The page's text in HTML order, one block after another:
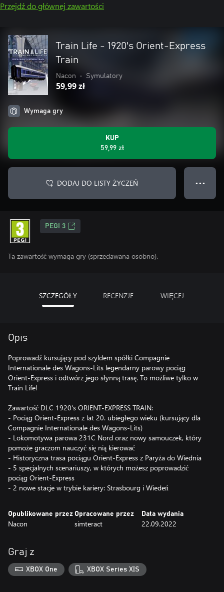
Przejdź do głównej zawartości
Train Life - 1920's Orient-Express
Train
Nacon • Symulatory
59,99 zł
Wymaga gry
KUP
59,99 zł
DODAJ DO LISTY ŻYCZEŃ ● ● ●
PEGI 3
Ta zawartość wymaga gry (sprzedawana osobno).
SZCZEGÓŁY RECENZJE WIĘCEJ
Opis
Poprowadź kursujący pod szyldem spółki Compagnie
Internationale des Wagons-Lits legendarny parowy pociąg
Orient-Express i odtwórz jego słynną trasę. To możliwe tylko w
Train Life!
Zawartość DLC 1920's ORIENT-EXPRESS TRAIN:
- Pociąg Orient-Express z lat 20. ubiegłego wieku (kursujący dla
Compagnie Internationale des Wagons-Lits)
- Lokomotywa parowa 231C Nord oraz nowy samouczek, który
pomoże graczom nauczyć się nią kierować
- Historyczna trasa pociągu Orient-Express z Paryża do Wiednia
- 5 specjalnych scenariuszy, w których możesz poprowadzić
pociąg Orient-Express
- 2 nowe stacje w trybie kariery: Strasbourg i Wiedeń
Opublikowane przez
Nacon
Opracowane przez
simteract
Data wydania
22.09.2022
Graj z
XBOX One XBOX Series X|S